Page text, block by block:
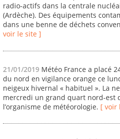
radio-actifs dans la centrale
(Ardèche). Des équipements
dans une benne de déchets
voir le site ]
21/01/2019 Météo France a placé
du nord en vigilance orange ce
neigeux hivernal « habituel ». La
mercredi un grand quart nord-est
l’organisme de météorologie. [ voir